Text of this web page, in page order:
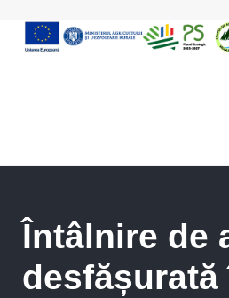
Întâlnire de
desfășurată